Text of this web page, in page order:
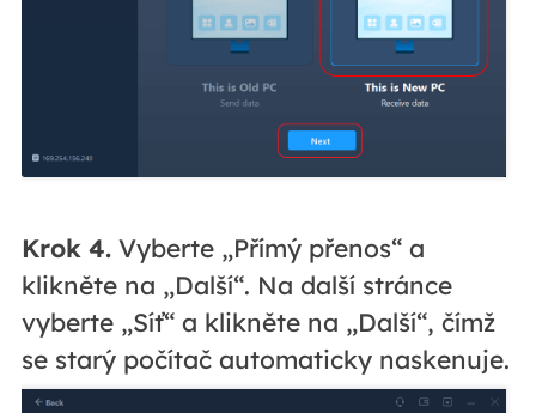
Krok 4.Vyberte „Přímý přenos“ a
klikněte na „Další“. Na další stránce
vyberte „Síť“ a klikněte na „Další“, čímž
se starý počítač automaticky naskenuje.